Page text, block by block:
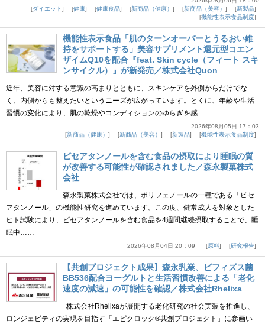
ダイエット
健康 健康食品 新商品（健康） 新商品（美容）
新製品
機能性表示食品制度
機能性表示食品「肌のターンオーバーとうるおい維
持をサポートする」美容サプリメント還元型コエン
ザイムQ10を配合『feat. Skin cycle（フィート スキ
ンサイクル）』が新発売／株式会社Quon
近年、美容に対する意識の高まりとともに、スキンケアを外側からだけでな
く、内側からも整えたいというニーズが広がっています。とくに、年齢や生活
習慣の変化により、肌の乾燥やコンディションのゆらぎを感……
2026年08月05日 17：03
新商品（健康）
新商品（美容） 新製品 機能性表示食品制度
ピセアタンノールを含む食品の摂取により睡眠の質
が改善する可能性が確認されました／森永製菓株式
会社
森永製菓株式会社では、ポリフェノールの一種である「ピセ
アタンノール」の機能性研究を進めています。この度、健常成人を対象とした
ヒト試験により、ピセアタンノールを含む食品を4週間継続摂取することで、睡
眠中……
2026年08月04日 20：09 原料 研究報告
【共創プロジェクト成果】森永乳業、ビフィズス菌
BB536配合ヨーグルトと生活習慣改善による「老化
速度の減速」の可能性を確認／株式会社Rhelixa
株式会社Rhelixaが展開する老化研究の社会実装を推進し、
ロンジェビティの実現を目指す「エピクロック®共創プロジェクト」に参画い